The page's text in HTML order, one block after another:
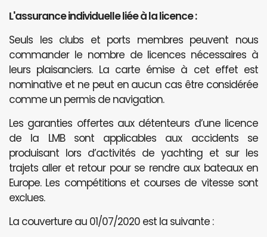
L'assurance individuelle liée à la licence :
Seuls les clubs et ports membres peuvent nous
commander le nombre de licences nécessaires à
leurs plaisanciers. La carte émise à cet effet est
nominative et ne peut en aucun cas être considérée
comme un permis de navigation.
Les garanties offertes aux détenteurs d’une licence
de la LMB sont applicables aux accidents se
produisant lors d’activités de yachting et sur les
trajets aller et retour pour se rendre aux bateaux en
Europe. Les compétitions et courses de vitesse sont
exclues.
La couverture au 01/07/2020 est la suivante :